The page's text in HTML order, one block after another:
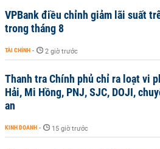
VPBank điều chỉnh giảm lãi suất
trong tháng 8
TÀI CHÍNH - 2 giờ trước
Thanh tra Chính phủ chỉ ra loạt vi
Hải, Mi Hồng, PNJ, SJC, DOJI,
an
KINH DOANH - 15 giờ trước